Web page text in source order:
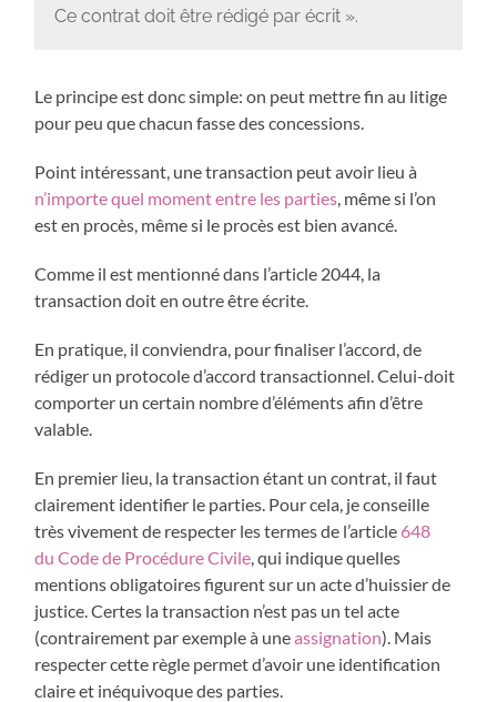
Ce contrat doit être rédigé par écrit ».
Le principe est donc simple: on peut mettre fin au litige
pour peu que chacun fasse des concessions.
Point intéressant, une transaction peut avoir lieu à
n’importe quel moment entre les parties, même si l’on
est en procès, même si le procès est bien avancé.
Comme il est mentionné dans l’article 2044, la
transaction doit en outre être écrite.
En pratique, il conviendra, pour finaliser l’accord, de
rédiger un protocole d’accord transactionnel. Celui-doit
comporter un certain nombre d’éléments afin d’être
valable.
En premier lieu, la transaction étant un contrat, il faut
clairement identifier le parties. Pour cela, je conseille
très vivement de respecter les termes de l’article 648
du Code de Procédure Civile, qui indique quelles
mentions obligatoires figurent sur un acte d’huissier de
justice. Certes la transaction n’est pas un tel acte
(contrairement par exemple à uneassignation). Mais
respecter cette règle permet d’avoir une identification
claire et inéquivoque des parties.